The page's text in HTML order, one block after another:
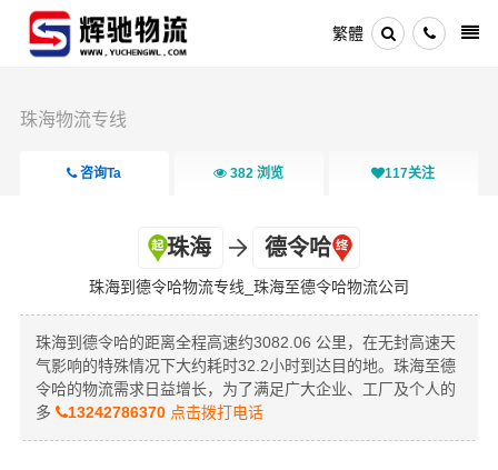
繁體
珠海物流专线
咨询Ta 382 浏览 117关注
珠海 德令哈
珠海到德令哈物流专线_珠海至德令哈物流公司
珠海到德令哈的距离全程高速约3082.06 公里，在无封高速天
气影响的特殊情况下大约耗时32.2小时到达目的地。珠海至德
令哈的物流需求日益增长，为了满足广大企业、工厂及个人的
多
13242786370点击拨打电话